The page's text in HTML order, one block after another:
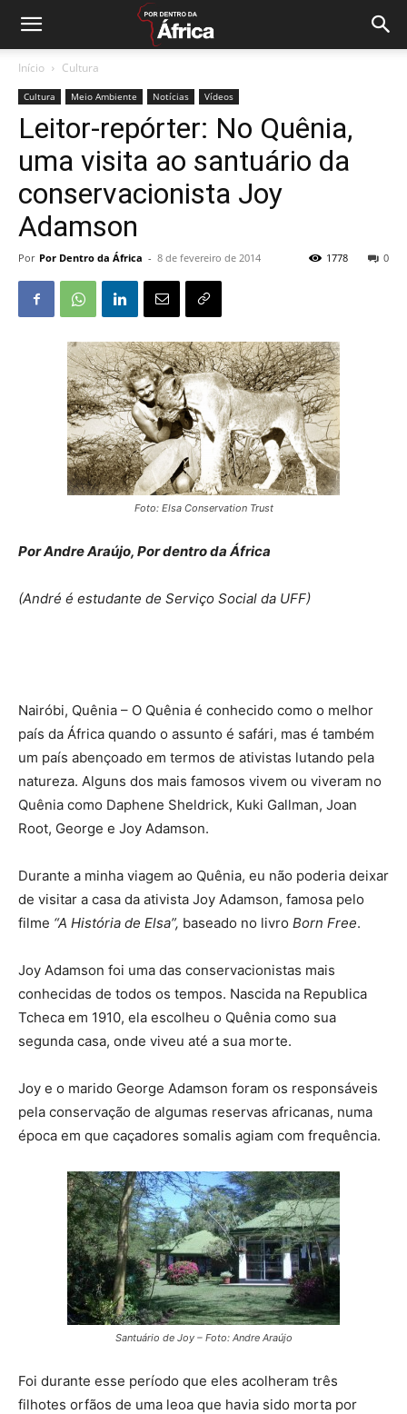
Início Cultura
Cultura Meio Ambiente Notícias Vídeos
Leitor-repórter: No Quênia,
uma visita ao santuário da
conservacionista Joy
Adamson
Por Por Dentro da África - 8 de fevereiro de 2014 0
1778
Foto: Elsa Conservation Trust
Por Andre Araújo, Por dentro da África
(André é estudante de Serviço Social da UFF)
Nairóbi, Quênia – O Quênia é conhecido como o melhor
país da África quando o assunto é safári, mas é também
um país abençoado em termos de ativistas lutando pela
natureza. Alguns dos mais famosos vivem ou viveram no
Quênia como Daphene Sheldrick, Kuki Gallman, Joan
Root, George e Joy Adamson.
Durante a minha viagem ao Quênia, eu não poderia deixar
de visitar a casa da ativista Joy Adamson, famosa pelo
filme “A História de Elsa”, baseado no livro Born Free.
Joy Adamson foi uma das conservacionistas mais
conhecidas de todos os tempos. Nascida na Republica
Tcheca em 1910, ela escolheu o Quênia como sua
segunda casa, onde viveu até a sua morte.
Joy e o marido George Adamson foram os responsáveis
pela conservação de algumas reservas africanas, numa
época em que caçadores somalis agiam com frequência.
Santuário de Joy – Foto: Andre Araújo
Foi durante esse período que eles acolheram três
filhotes orfãos de uma leoa que havia sido morta por